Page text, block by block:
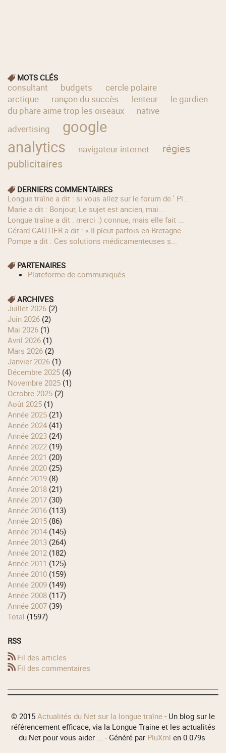
MOTS CLÉS
consultant budgets
cercle polaire
arctique
rançon du succès lenteur
le gardien
du phare aime trop les oiseaux
native
advertising
google
analytics
navigateur internet
régies
publicitaires
DERNIERS COMMENTAIRES
longue traîne a dit : si vous allez sur le forum de ' Pl...
Marie a dit : Bonjour, Le sujet est ancien, mai...
longue traîne a dit : merci :) connue, mais elle fait ...
Gérard GAUTIER a dit : « Il pleut parfois en Bretagne ...
Pompe a dit : Ces solutions médicamenteuses s...
PARTENAIRES
Plateforme de communiqués
ARCHIVES
juillet 2026 (2)
juin 2026 (2)
mai 2026 (1)
avril 2026 (1)
mars 2026 (2)
janvier 2026 (1)
décembre 2025 (4)
novembre 2025 (1)
octobre 2025 (2)
août 2025 (1)
année 2025 (21)
année 2024 (41)
année 2023 (24)
année 2022 (19)
année 2021 (20)
année 2020 (25)
année 2019 (8)
année 2018 (21)
année 2017 (30)
année 2016 (113)
année 2015 (86)
année 2014 (145)
année 2013 (264)
année 2012 (182)
année 2011 (125)
année 2010 (159)
année 2009 (149)
année 2008 (117)
année 2007 (39)
total (1597)
RSS
Fil des articles
Fil des commentaires
© 2015 Actualités du Net sur la longue traîne - Un blog sur le
référencement efficace, via la Longue Traine et les actualités
du Net pour vous aider ... - Généré par PluXml en 0.079s